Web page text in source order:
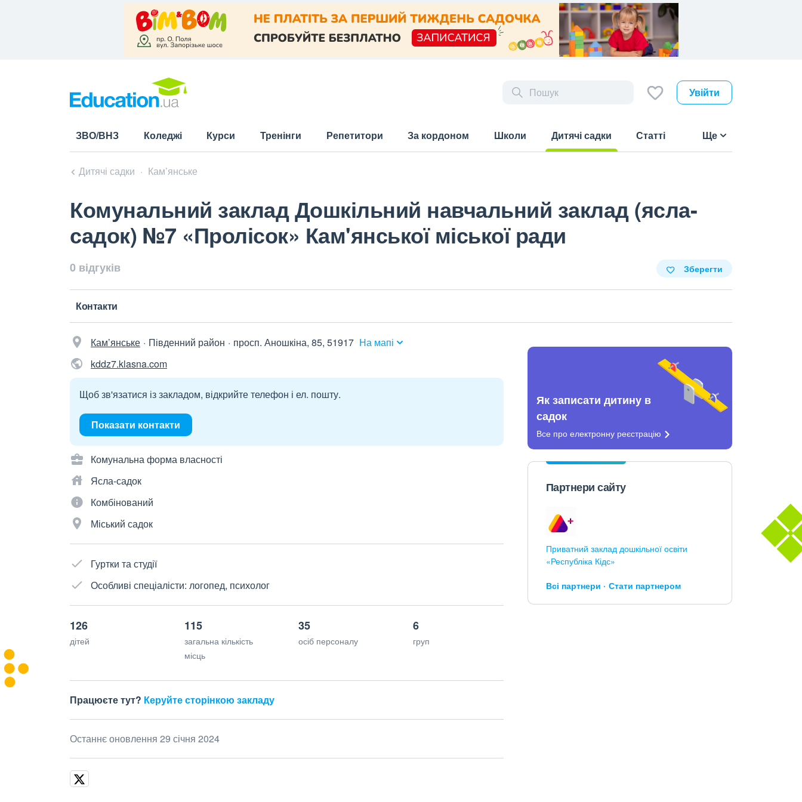
Увійти
ЗВО/ВНЗ Коледжі Курси Тренінги Репетитори За кордоном Школи
Дитячі садки
Статті Ще
Дитячі садки Кам’янське
Комунальний заклад Дошкільний навчальний заклад (ясла-
садок) №7 «Пролісок» Кам'янської міської ради
0 відгуків Зберегти
Контакти
Кам’янське Південний район просп. Аношкіна, 85, 51917 На мапі
kddz7.klasna.com
Щоб зв'язатися із закладом, відкрийте телефон і ел. пошту.
Показати контакти
Комунальна форма власності
Ясла-садок
Комбінований
Міський садок
Гуртки та студії
Особливі спеціалісти: логопед, психолог
126
дітей
115
загальна кількість
місць
35
осіб персоналу
6
груп
Працюєте тут? Керуйте сторінкою закладу
Останнє оновлення 29 січня 2024
Як записати дитину в
садок
Все про електронну реєстрацію
Партнери сайту
Приватний заклад дошкільної освіти
«Республіка Кідс»
Всі партнери Стати партнером